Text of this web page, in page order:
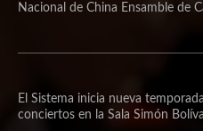
Nacional de China Ensamble de
El Sistema inicia nueva
conciertos en la Sala Simón